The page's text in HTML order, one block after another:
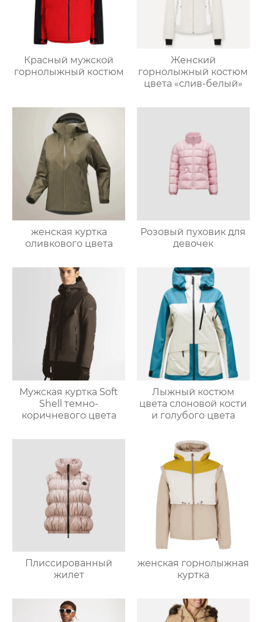
Красный мужской
горнолыжный костюм
Женский
горнолыжный костюм
цвета «слив-белый»
женская куртка
оливкового цвета
Розовый пуховик для
девочек
Мужская куртка Soft
Shell темно-
коричневого цвета
Лыжный костюм
цвета слоновой кости
и голубого цвета
Плиссированный
жилет
женская горнолыжная
куртка